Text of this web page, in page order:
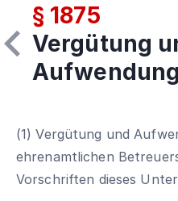
§ 1875
Vergütung
(1) Vergütung und
ehrenamtlichen
Vorschriften dieses